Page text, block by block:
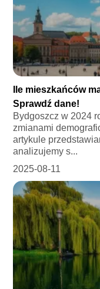
Ile mieszkańców
Sprawdź dane!
Bydgoszcz w 2024
zmianami
artykule
analizujemy s...
2025-08-11